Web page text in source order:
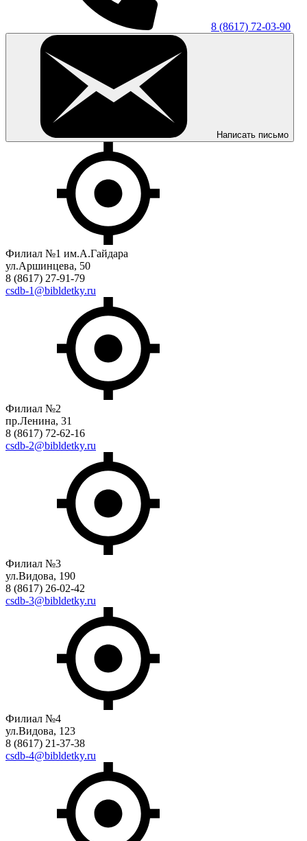
8 (8617) 72-03-90
Написать письмо
Филиал №1 им.А.Гайдара
ул.Аршинцева, 50
8 (8617) 27-91-79
csdb-1@bibldetky.ru
Филиал №2
пр.Ленина, 31
8 (8617) 72-62-16
csdb-2@bibldetky.ru
Филиал №3
ул.Видова, 190
8 (8617) 26-02-42
csdb-3@bibldetky.ru
Филиал №4
ул.Видова, 123
8 (8617) 21-37-38
csdb-4@bibldetky.ru